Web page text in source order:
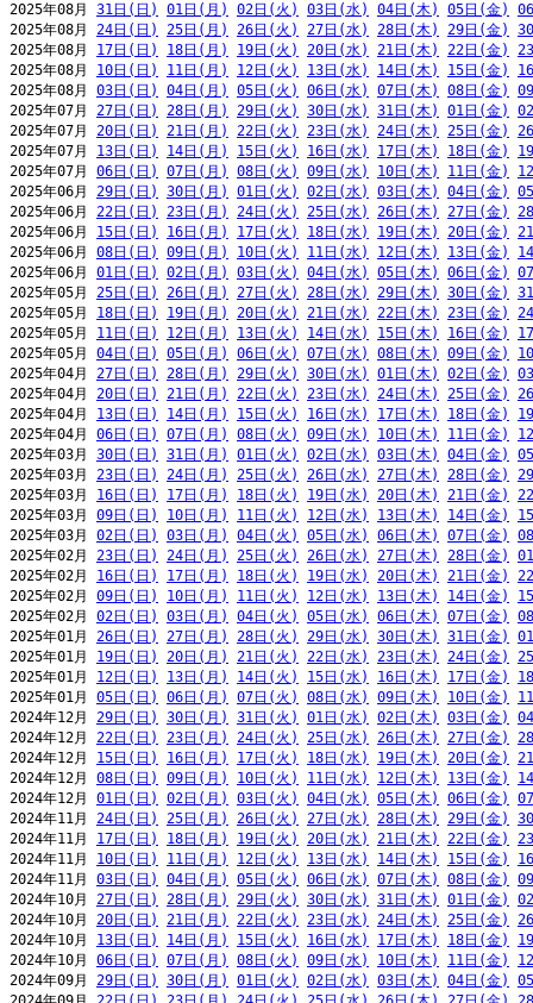
2025年08月 31日(日) 01日(月) 02日(火) 03日(水) 04日(木) 05日(金)
2025年08月 24日(日) 25日(月) 26日(火) 27日(水) 28日(木) 29日(金)
2025年08月 17日(日) 18日(月) 19日(火) 20日(水) 21日(木) 22日(金)
2025年08月 10日(日) 11日(月) 12日(火) 13日(水) 14日(木) 15日(金)
2025年08月 03日(日) 04日(月) 05日(火) 06日(水) 07日(木) 08日(金)
2025年07月 27日(日) 28日(月) 29日(火) 30日(水) 31日(木) 01日(金)
2025年07月 20日(日) 21日(月) 22日(火) 23日(水) 24日(木) 25日(金)
2025年07月 13日(日) 14日(月) 15日(火) 16日(水) 17日(木) 18日(金)
2025年07月 06日(日) 07日(月) 08日(火) 09日(水) 10日(木) 11日(金)
2025年06月 29日(日) 30日(月) 01日(火) 02日(水) 03日(木) 04日(金)
2025年06月 22日(日) 23日(月) 24日(火) 25日(水) 26日(木) 27日(金)
2025年06月 15日(日) 16日(月) 17日(火) 18日(水) 19日(木) 20日(金)
2025年06月 08日(日) 09日(月) 10日(火) 11日(水) 12日(木) 13日(金)
2025年06月 01日(日) 02日(月) 03日(火) 04日(水) 05日(木) 06日(金)
2025年05月 25日(日) 26日(月) 27日(火) 28日(水) 29日(木) 30日(金)
2025年05月 18日(日) 19日(月) 20日(火) 21日(水) 22日(木) 23日(金)
2025年05月 11日(日) 12日(月) 13日(火) 14日(水) 15日(木) 16日(金)
2025年05月 04日(日) 05日(月) 06日(火) 07日(水) 08日(木) 09日(金)
2025年04月 27日(日) 28日(月) 29日(火) 30日(水) 01日(木) 02日(金)
2025年04月 20日(日) 21日(月) 22日(火) 23日(水) 24日(木) 25日(金)
2025年04月 13日(日) 14日(月) 15日(火) 16日(水) 17日(木) 18日(金)
2025年04月 06日(日) 07日(月) 08日(火) 09日(水) 10日(木) 11日(金)
2025年03月 30日(日) 31日(月) 01日(火) 02日(水) 03日(木) 04日(金)
2025年03月 23日(日) 24日(月) 25日(火) 26日(水) 27日(木) 28日(金)
2025年03月 16日(日) 17日(月) 18日(火) 19日(水) 20日(木) 21日(金)
2025年03月 09日(日) 10日(月) 11日(火) 12日(水) 13日(木) 14日(金)
2025年03月 02日(日) 03日(月) 04日(火) 05日(水) 06日(木) 07日(金)
2025年02月 23日(日) 24日(月) 25日(火) 26日(水) 27日(木) 28日(金)
2025年02月 16日(日) 17日(月) 18日(火) 19日(水) 20日(木) 21日(金)
2025年02月 09日(日) 10日(月) 11日(火) 12日(水) 13日(木) 14日(金)
2025年02月 02日(日) 03日(月) 04日(火) 05日(水) 06日(木) 07日(金)
2025年01月 26日(日) 27日(月) 28日(火) 29日(水) 30日(木) 31日(金)
2025年01月 19日(日) 20日(月) 21日(火) 22日(水) 23日(木) 24日(金)
2025年01月 12日(日) 13日(月) 14日(火) 15日(水) 16日(木) 17日(金)
2025年01月 05日(日) 06日(月) 07日(火) 08日(水) 09日(木) 10日(金)
2024年12月 29日(日) 30日(月) 31日(火) 01日(水) 02日(木) 03日(金)
2024年12月 22日(日) 23日(月) 24日(火) 25日(水) 26日(木) 27日(金)
2024年12月 15日(日) 16日(月) 17日(火) 18日(水) 19日(木) 20日(金)
2024年12月 08日(日) 09日(月) 10日(火) 11日(水) 12日(木) 13日(金)
2024年12月 01日(日) 02日(月) 03日(火) 04日(水) 05日(木) 06日(金)
2024年11月 24日(日) 25日(月) 26日(火) 27日(水) 28日(木) 29日(金)
2024年11月 17日(日) 18日(月) 19日(火) 20日(水) 21日(木) 22日(金)
2024年11月 10日(日) 11日(月) 12日(火) 13日(水) 14日(木) 15日(金)
2024年11月 03日(日) 04日(月) 05日(火) 06日(水) 07日(木) 08日(金)
2024年10月 27日(日) 28日(月) 29日(火) 30日(水) 31日(木) 01日(金)
2024年10月 20日(日) 21日(月) 22日(火) 23日(水) 24日(木) 25日(金)
2024年10月 13日(日) 14日(月) 15日(火) 16日(水) 17日(木) 18日(金)
2024年10月 06日(日) 07日(月) 08日(火) 09日(水) 10日(木) 11日(金)
2024年09月 29日(日) 30日(月) 01日(火) 02日(水) 03日(木) 04日(金)